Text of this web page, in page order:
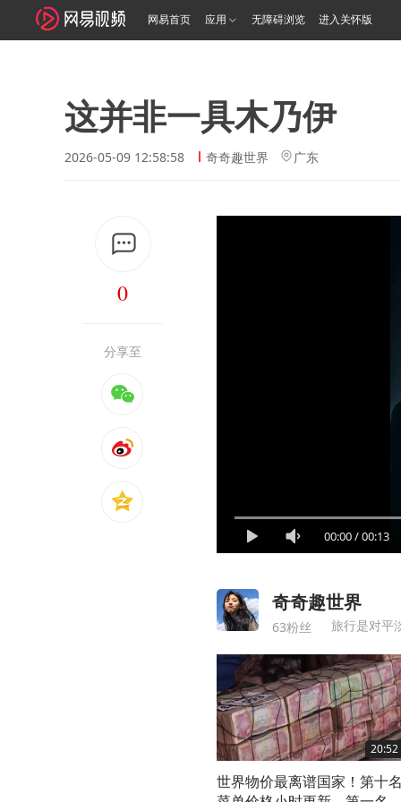
网易首页 应用 无障碍浏览 进入关怀版
这并非一具木乃伊
2026-05-09 12:58:58 奇奇趣世界 广东
0
分享至
00:00/00:13
奇奇趣世界
63粉丝 旅行是对平
20:52
世界物价最离谱国家！第十